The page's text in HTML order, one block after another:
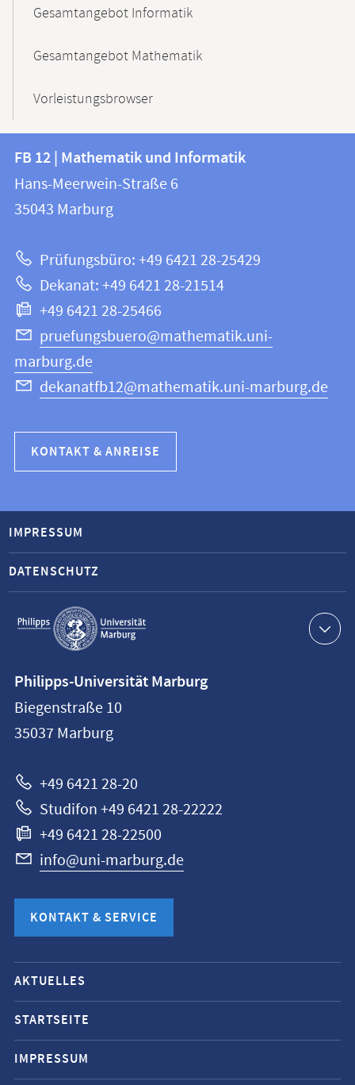
Gesamtangebot Informatik
Gesamtangebot Mathematik
Vorleistungsbrowser
Kontakt
und
Informationen
Website
FB
12
|
und
Informatik
FB 12 | Mathematik und Informatik
Hans-Meerwein-Straße 6
35043 Marburg
Prüfungsbüro: +49 6421 28-25429
Dekanat: +49 6421 28-21514
+49 6421 28-25466
pruefungsbuero@mathematik.uni-
marburg.de
dekanatfb12@mathematik.uni-marburg.de
KONTAKT & ANREISE
Service-
Navigation
IMPRESSUM
DATENSCHUTZ
Philipps-
Universität
Marburg
Philipps-Universität Marburg
Biegenstraße 10
35037 Marburg
+49 6421 28-20
Studifon +49 6421 28-22222
+49 6421 28-22500
info@uni-marburg.de
KONTAKT & SERVICE
Mobile-
Service-
Navigation
und
Social
AKTUELLES
STARTSEITE
IMPRESSUM